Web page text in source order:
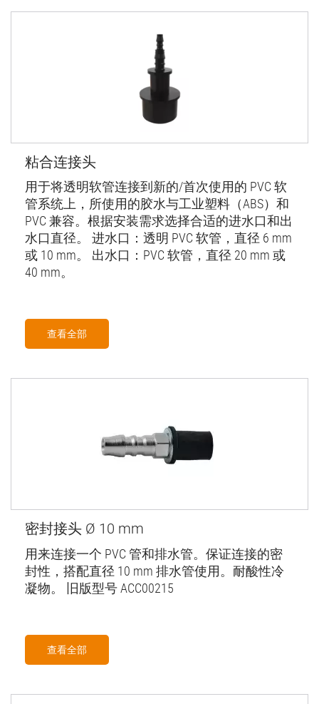
粘合连接头
用于将透明软管连接到新的/首次使用的 PVC 软
管系统上，所使用的胶水与工业塑料（ABS）和
PVC 兼容。根据安装需求选择合适的进水口和出
水口直径。 进水口：透明 PVC 软管，直径 6 mm
或 10 mm。 出水口：PVC 软管，直径 20 mm 或
40 mm。
查看全部
密封接头 Ø 10 mm
用来连接一个 PVC 管和排水管。保证连接的密
封性，搭配直径 10 mm 排水管使用。耐酸性冷
凝物。 旧版型号 ACC00215
查看全部